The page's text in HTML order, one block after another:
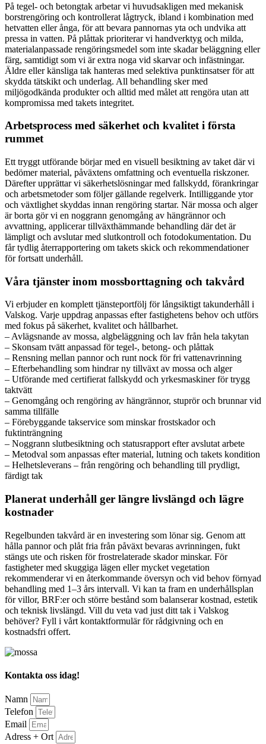
På tegel- och betongtak arbetar vi huvudsakligen med mekanisk
borstrengöring och kontrollerat lågtryck, ibland i kombination med
hetvatten eller ånga, för att bevara pannornas yta och undvika att
pressa in vatten. På plåttak prioriterar vi handverktyg och milda,
materialanpassade rengöringsmedel som inte skadar beläggning eller
färg, samtidigt som vi är extra noga vid skarvar och infästningar.
Äldre eller känsliga tak hanteras med selektiva punktinsatser för att
skydda tätskikt och underlag. All behandling sker med
miljögodkända produkter och alltid med målet att rengöra utan att
kompromissa med takets integritet.
Arbetsprocess med säkerhet och kvalitet i första
rummet
Ett tryggt utförande börjar med en visuell besiktning av taket där vi
bedömer material, påväxtens omfattning och eventuella riskzoner.
Därefter upprättar vi säkerhetslösningar med fallskydd, förankringar
och arbetsmetoder som följer gällande regelverk. Intilliggande ytor
och växtlighet skyddas innan rengöring startar. När mossa och alger
är borta gör vi en noggrann genomgång av hängrännor och
avvattning, applicerar tillväxthämmande behandling där det är
lämpligt och avslutar med slutkontroll och fotodokumentation. Du
får tydlig återrapportering om takets skick och rekommendationer
för fortsatt underhåll.
Våra tjänster inom mossborttagning och takvård
Vi erbjuder en komplett tjänsteportfölj för långsiktigt takunderhåll i
Valskog. Varje uppdrag anpassas efter fastighetens behov och utförs
med fokus på säkerhet, kvalitet och hållbarhet.
– Avlägsnande av mossa, algbeläggning och lav från hela takytan
– Skonsam tvätt anpassad för tegel-, betong- och plåttak
– Rensning mellan pannor och runt nock för fri vattenavrinning
– Efterbehandling som hindrar ny tillväxt av mossa och alger
– Utförande med certifierat fallskydd och yrkesmaskiner för trygg
taktvätt
– Genomgång och rengöring av hängrännor, stuprör och brunnar vid
samma tillfälle
– Förebyggande takservice som minskar frostskador och
fuktinträngning
– Noggrann slutbesiktning och statusrapport efter avslutat arbete
– Metodval som anpassas efter material, lutning och takets kondition
– Helhetsleverans – från rengöring och behandling till prydligt,
färdigt tak
Planerat underhåll ger längre livslängd och lägre
kostnader
Regelbunden takvård är en investering som lönar sig. Genom att
hålla pannor och plåt fria från påväxt bevaras avrinningen, fukt
stängs ute och risken för frostrelaterade skador minskar. För
fastigheter med skuggiga lägen eller mycket vegetation
rekommenderar vi en återkommande översyn och vid behov förnyad
behandling med 1–3 års intervall. Vi kan ta fram en underhållsplan
för villor, BRF:er och större bestånd som balanserar kostnad, estetik
och teknisk livslängd. Vill du veta vad just ditt tak i Valskog
behöver? Fyll i vårt kontaktformulär för rådgivning och en
kostnadsfri offert.
Kontakta oss idag!
Namn
Telefon
Email
Adress + Ort